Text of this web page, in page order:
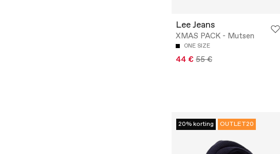
Lee Jeans
XMAS PACK - Mutsen
ONE SIZE
44 € 55 €
20% korting OUTLET20